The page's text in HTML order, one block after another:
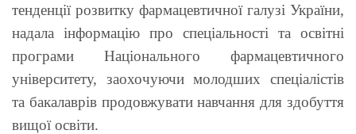
тенденції розвитку фармацевтичної галузі України,
надала інформацію про спеціальності та освітні
програми Національного фармацевтичного
університету, заохочуючи молодших спеціалістів
та бакалаврів продовжувати навчання для здобуття
вищої освіти.